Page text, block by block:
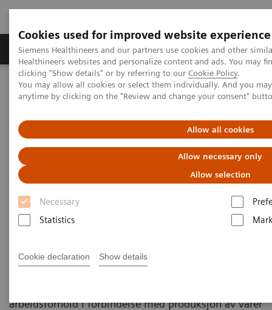
Cookies used for improved website experience
Siemens Healthineers and our partners use cookies and other
Healthineers websites and personalize content and ads. You may
clicking "Show details" or by referring to our Cookie Policy.
You may allow all cookies or select them individually. And you
anytime by clicking on the "Review and change your consent"
Allow all cookies
Allow necessary only
Allow selection
Necessary
Statistics
Cookie declaration Show details
Produkter og løsninger Support og
Hjem Om Siemens Healthineers Åpenhetsloven
Åpenhetsloven
Åpenhetsloven skal sikre menneskerettigheter
og anstendige arbeidsforhold i
Loven skal fremme virksomheters respekt for
arbeidsforhold i forbindelse med produksjon av varer